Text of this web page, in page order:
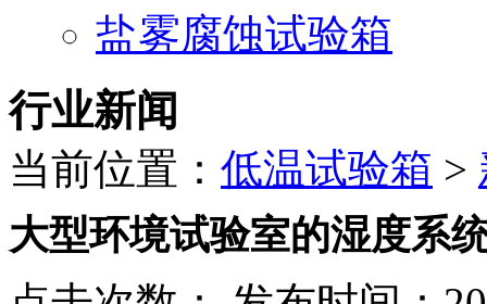
盐雾腐蚀试验箱
行业新闻
当前位置： 低温试验箱 >
大型环境试验室的湿度系